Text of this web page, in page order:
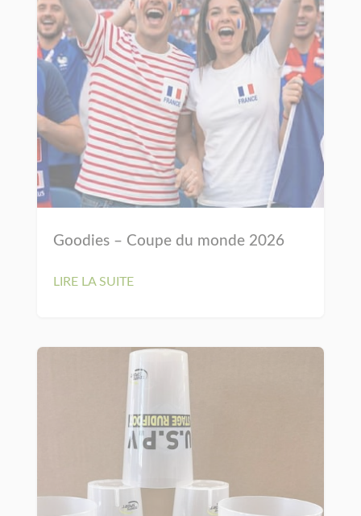
Goodies – Coupe du monde 2026
LIRE LA SUITE